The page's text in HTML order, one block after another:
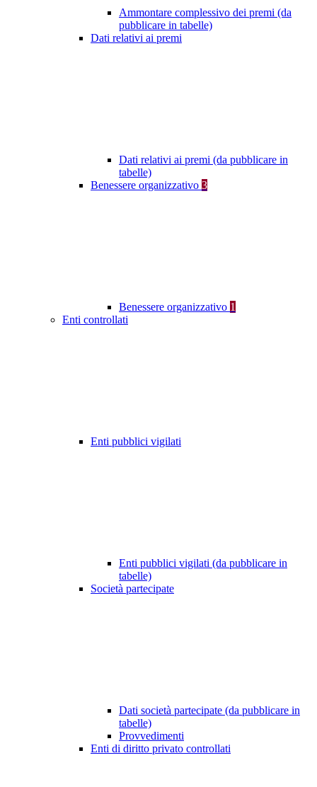
Ammontare complessivo dei premi (da
pubblicare in tabelle)
Dati relativi ai premi
Dati relativi ai premi (da pubblicare in
tabelle)
Benessere organizzativo 3
Benessere organizzativo 1
Enti controllati
Enti pubblici vigilati
Enti pubblici vigilati (da pubblicare in
tabelle)
Società partecipate
Dati società partecipate (da pubblicare in
tabelle)
Provvedimenti
Enti di diritto privato controllati